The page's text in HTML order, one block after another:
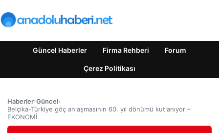
Güncel Haberler Firma Rehberi Forum
Çerez Politikası
Haberler›Güncel›
Belçika-Türkiye göç anlaşmasının 60. yıl dönümü kutlanıyor –
EKONOMİ